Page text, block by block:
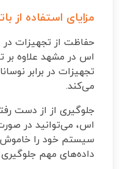
مزایای استفاده
حفاظت از تجهیزات در
اس در مشهد علاوه بر
تجهیزات در برابر
می‌کند.
جلوگیری از از دست
اس، می‌توانید در
سیستم خود را خاموش
داده‌های مهم